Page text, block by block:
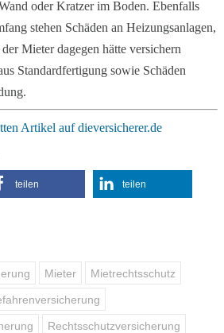
oder Kratzer im Boden. Ebenfalls
stehen Schäden an Heizungsanlagen,
Mieter dagegen hätte versichern
Standardfertigung sowie Schäden
Artikel auf dieversicherer.de
teilen teilen
Mieter Mietrechtsschutz
Rechtsschutzversicherung